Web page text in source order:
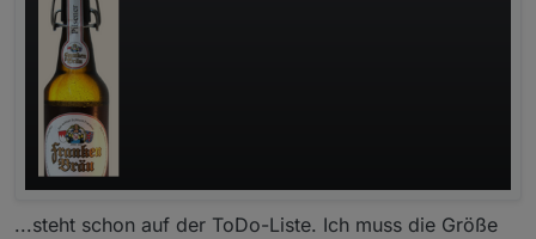
...steht schon auf der ToDo-Liste. Ich muss die Größe